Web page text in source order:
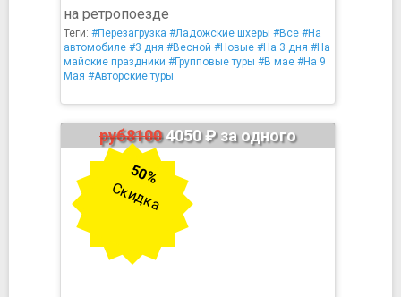
на ретропоезде
Теги: #Перезагрузка #Ладожские шхеры #Все #На
автомобиле #3 дня #Весной #Новые #На 3 дня #На
майские праздники #Групповые туры #В мае #На 9
Мая #Авторские туры
руб81004050 ₽ за одного
50%
Скидка